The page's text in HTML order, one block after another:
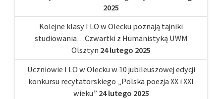
2025
Kolejne klasy I LO w Olecku poznają tajniki
studiowania…Czwartki z Humanistyką UWM
Olsztyn 24 lutego 2025
Uczniowie I LO w Olecku w 10 jubileuszowej edycji
konkursu recytatorskiego „Polska poezja XX i XXI
wieku” 24 lutego 2025